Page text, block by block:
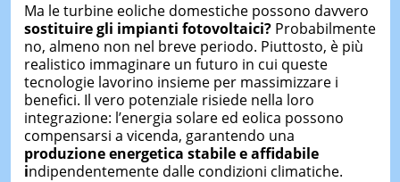
Ma le turbine eoliche domestiche possono davvero
sostituire gli impianti fotovoltaici?Probabilmente
no, almeno non nel breve periodo. Piuttosto, è più
realistico immaginare un futuro in cui queste
tecnologie lavorino insieme per massimizzare i
benefici. Il vero potenziale risiede nella loro
integrazione: l’energia solare ed eolica possono
compensarsi a vicenda, garantendo una
produzione energetica stabile e affidabile
indipendentemente dalle condizioni climatiche.